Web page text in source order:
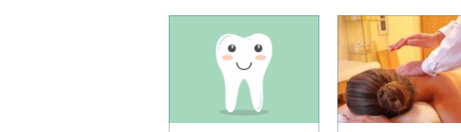
läknings...